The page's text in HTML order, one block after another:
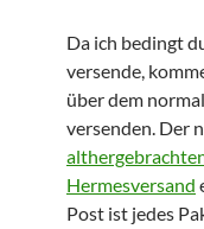
Da ich bedingt
versende,
über dem
versenden. Der
Hermesversand
Post ist jedes